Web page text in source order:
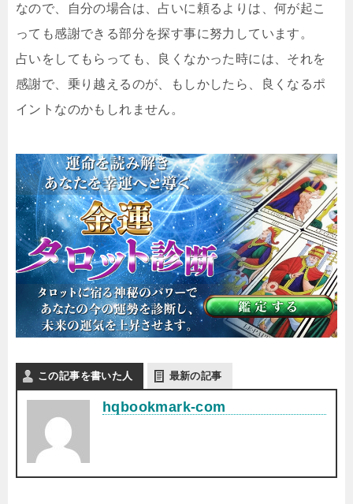
なので、自分の場合は、占いに頼るよりは、何が起こ
っても感謝できる部分を探す事に努力しています。
占いをしてもらっても、良くなかった時には、それを
感謝で、乗り越えるのが、もしかしたら、良くなるポ
イントなのかもしれません。
この記事を書いた人 最新の記事
hqbookmark-com